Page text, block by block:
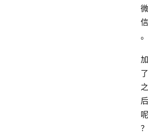
微
信
。
加
了
之
后
呢
？